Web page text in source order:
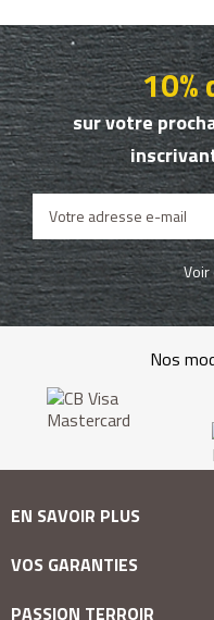
10%
sur votre
Nos
EN SAVOIR PLUS
VOS GARANTIES
PASSION TERROIR